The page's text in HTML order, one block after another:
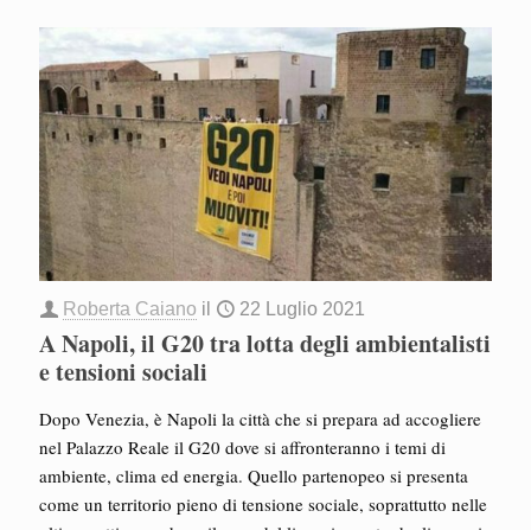
Roberta Caiano il 22 Luglio 2021
A Napoli, il G20 tra lotta degli ambientalisti
e tensioni sociali
Dopo Venezia, è Napoli la città che si prepara ad accogliere
nel Palazzo Reale il G20 dove si affronteranno i temi di
ambiente, clima ed energia. Quello partenopeo si presenta
come un territorio pieno di tensione sociale, soprattutto nelle